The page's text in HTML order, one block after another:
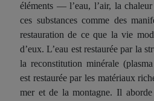
éléments — l’eau, l’air, la
ces substances comme des
restauration de ce que la vie
d’eux. L’eau est restaurée par la
la reconstitution minérale
est restaurée par les matériaux
mer et de la montagne. Il